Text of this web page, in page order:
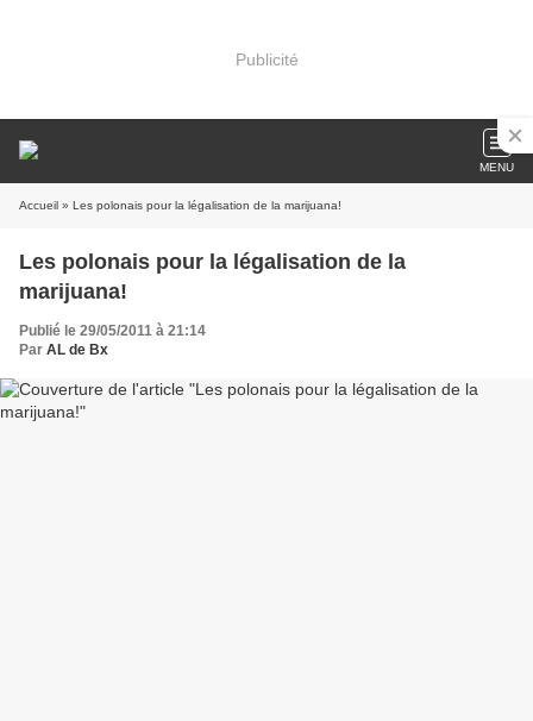
Publicité
MENU
Accueil » Les polonais pour la légalisation de la marijuana!
Les polonais pour la légalisation de la
marijuana!
Publié le 29/05/2011 à 21:14
Par AL de Bx